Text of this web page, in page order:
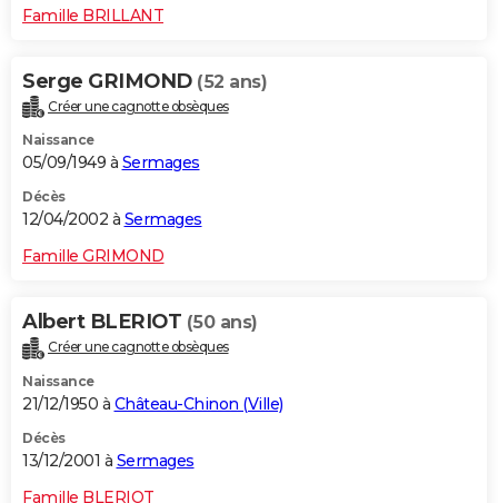
Famille BRILLANT
Serge GRIMOND (52 ans)
Créer une cagnotte obsèques
Naissance
05/09/1949 à Sermages
Décès
12/04/2002 à Sermages
Famille GRIMOND
Albert BLERIOT (50 ans)
Créer une cagnotte obsèques
Naissance
21/12/1950 à Château-Chinon (Ville)
Décès
13/12/2001 à Sermages
Famille BLERIOT